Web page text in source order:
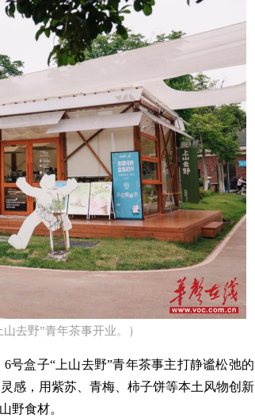
去野”青年茶事开业。）​
号盒子“上山去野”青年茶事主打静谧松弛的
感，用紫苏、青梅、柿子饼等本土风物创新
野食材。